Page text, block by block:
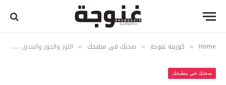
Home
» كوزينة غنوجة » صحتك في مطبخك » اللوز والجوز والبندق … الفوائد والخصائص الغذائية
صحتك في مطبخك